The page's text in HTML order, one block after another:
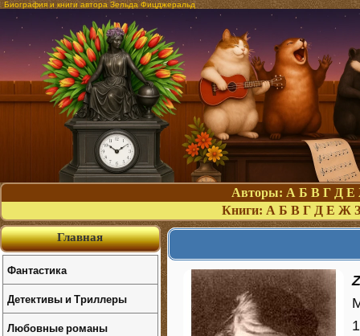
Биография и книги автора Зельда Фицджеральд
Авторы: А Б В Г Д Е
Книги: А Б В Г Д Е Ж З
Главная
Фантастика
Детективы и Триллеры
Любовные романы